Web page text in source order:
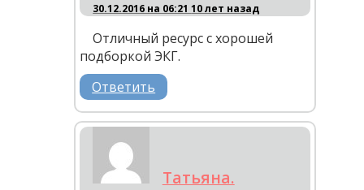
30.12.2016 на 06:2110 лет назад
Отличный ресурс с хорошей
подборкой ЭКГ.
Ответить
Татьяна.